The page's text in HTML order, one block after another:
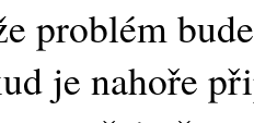
problém
je nahoře